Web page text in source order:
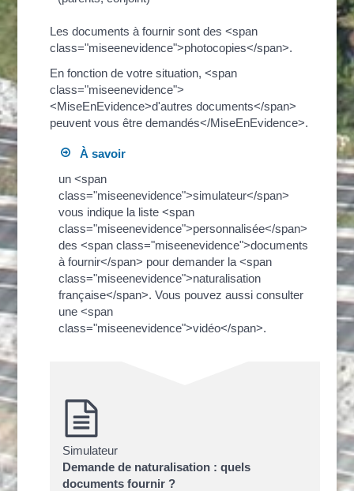
Les documents à fournir sont des <span
class="miseenevidence">photocopies</span>.
En fonction de votre situation, <span
class="miseenevidence">
<MiseEnEvidence>d'autres documents</span>
peuvent vous être demandés</MiseEnEvidence>.
À savoir
un <span
class="miseenevidence">simulateur</span>
vous indique la liste <span
class="miseenevidence">personnalisée</span>
des <span class="miseenevidence">documents
à fournir</span> pour demander la <span
class="miseenevidence">naturalisation
française</span>. Vous pouvez aussi consulter
une <span
class="miseenevidence">vidéo</span>.
Simulateur
Demande de naturalisation : quels
documents fournir ?